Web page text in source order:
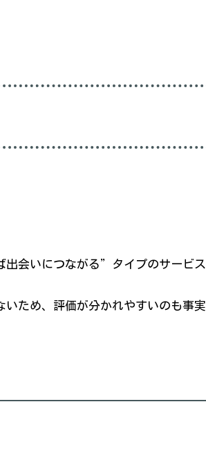
会いにつながる”タイプのサービス
ため、評価が分かれやすいのも事実